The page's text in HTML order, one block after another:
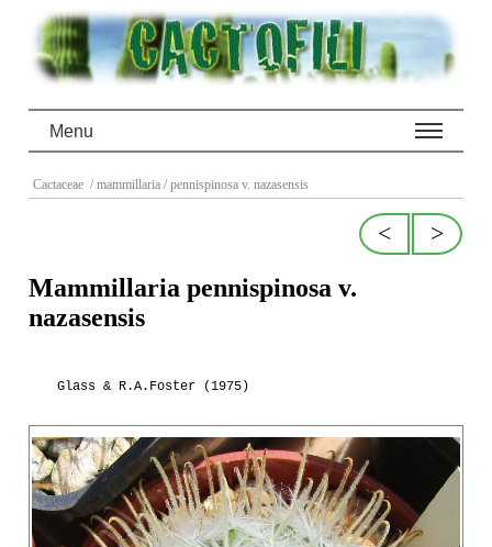
Menu
Cactaceae / mammillaria / pennispinosa v. nazasensis
>
<
Mammillaria pennispinosa v.
nazasensis
Glass & R.A.Foster (1975)